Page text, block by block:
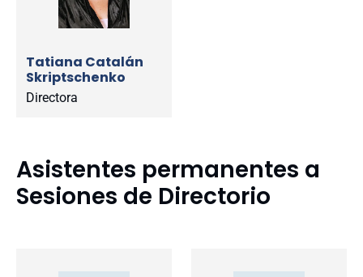
Tatiana Catalán
Skriptschenko
Directora
Asistentes permanentes a
Sesiones de Directorio